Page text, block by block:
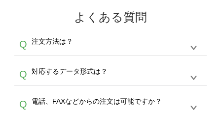
よくある質問
Q 注文方法は？
A
生産にて承っております。デザインツールから
デザインの作成から決済まで完了できます。
30枚以上やシルク印刷など、大口注文の場合
は、サポートが担当するエコバッグコンシェル
Q 対応するデータ形式は？
A
ドできるデータ形式は、JPG / PNG / AI / PSD /
Q 電話、FAXなどからの注文は可能ですか？